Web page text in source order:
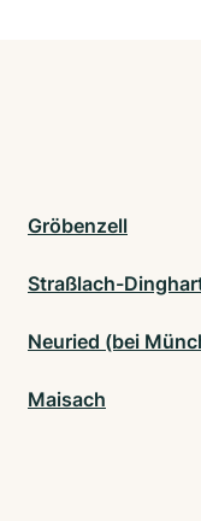
Gröbenzell
Straßlach-
Neuried (bei
Maisach